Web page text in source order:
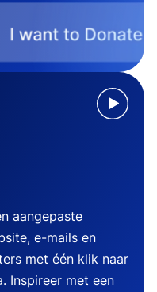
aangepaste
e-mails en
met één klik naar
Inspireer met een